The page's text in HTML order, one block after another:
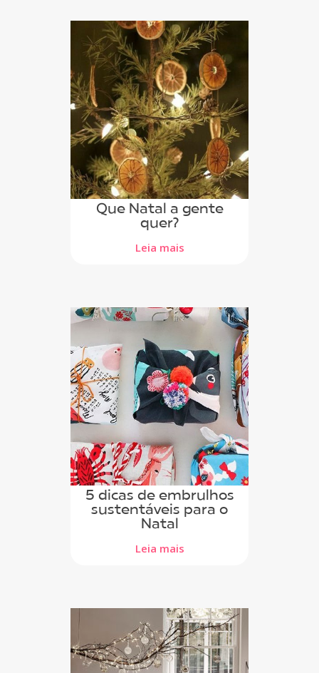
Que Natal a gente
quer?
Leia mais
5 dicas de embrulhos
sustentáveis para o
Natal
Leia mais